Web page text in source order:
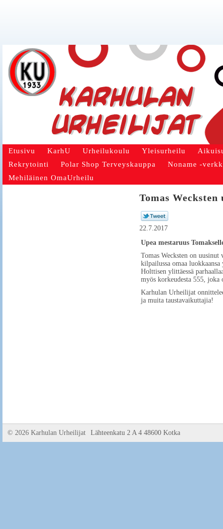
Etusivu KarhU Urheilukoulu Yleisurheilu
Rekrytointi
Polar Shop Terveyskauppa
Noname -
Mehiläinen OmaUrheilu
Tomas
22.7.2017
Upea mestaruus
Tomas Wecksten on
kilpailussa omaa
Holttisen ylittäessä
myös korkeudesta 555,
Karhulan Urheilijat
ja muita taustavaikuttajia!
© 2026 Karhulan Urheilijat Lähteenkatu 2 A 4 48600 Kotka